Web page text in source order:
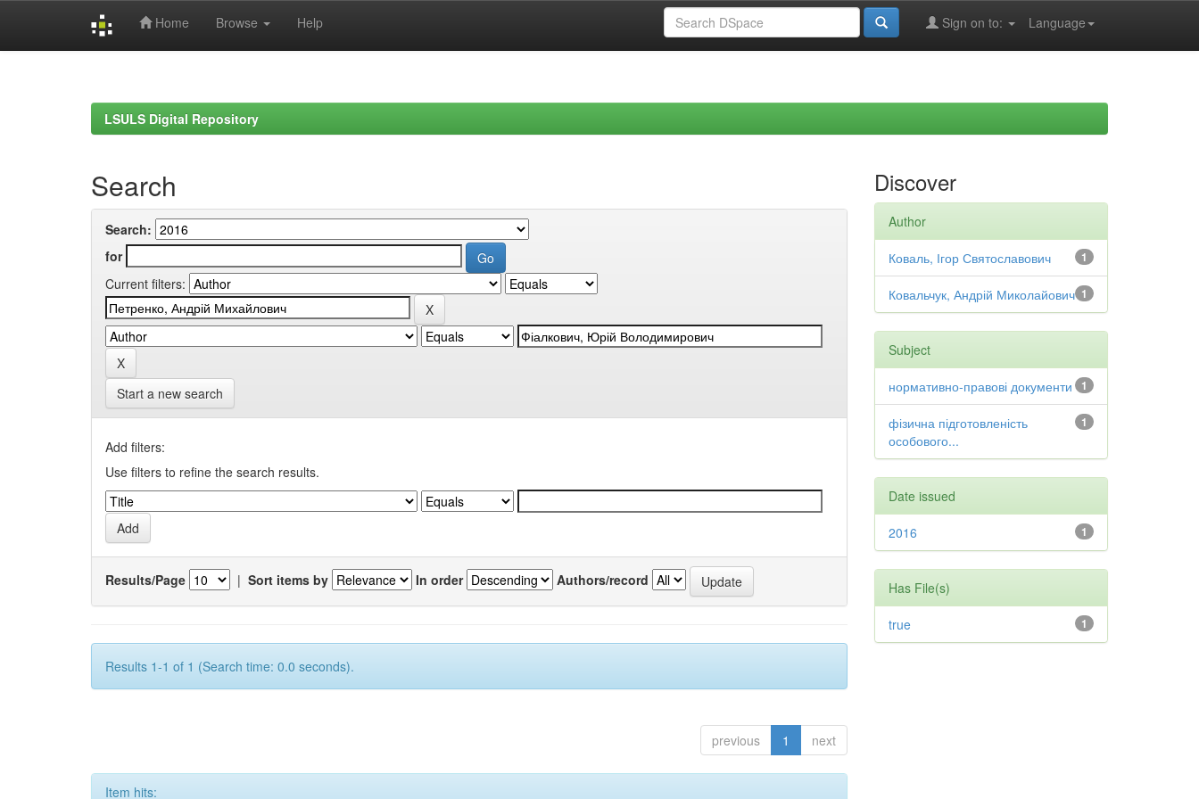
Home Browse Help Language
Sign on to:
LSULS Digital Repository
Search
Search:
for
Current filters:
Start a new search
Add filters:
Use filters to refine the search results.
Results/Page | Sort items by In order Authors/record
Results 1-1 of 1 (Search time: 0.0 seconds).
previous 1 next
Item hits:
Discover
Author
1
Коваль, Ігор Святославович
1
Ковальчук, Андрій Миколайович
Subject
1
нормативно-правові документи
1
фізична підготовленість
особового...
Date issued
1
2016
Has File(s)
1
true